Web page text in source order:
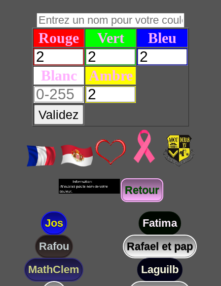
Rouge Vert Bleu
Blanc Ambre
Validez
Retour
Jos
Fatima
Rafou
Rafael et pap
MathClem
Laguilb